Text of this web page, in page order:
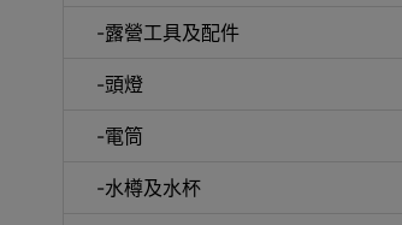
-露營工具及配件
-頭燈
-電筒
-水樽及水杯